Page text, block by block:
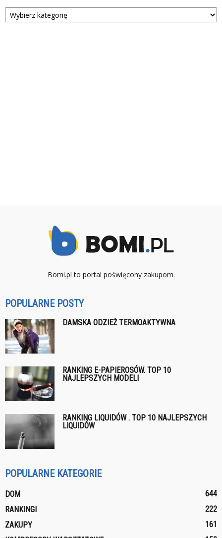
Kategorie
Bomi.pl to portal poświęcony zakupom.
POPULARNE POSTY
DAMSKA ODZIEŻ TERMOAKTYWNA
RANKING E-PAPIEROSÓW. TOP 10
NAJLEPSZYCH MODELI
RANKING LIQUIDÓW . TOP 10 NAJLEPSZYCH
LIQUIDÓW
POPULARNE KATEGORIE
DOM
644
RANKINGI
222
ZAKUPY
161